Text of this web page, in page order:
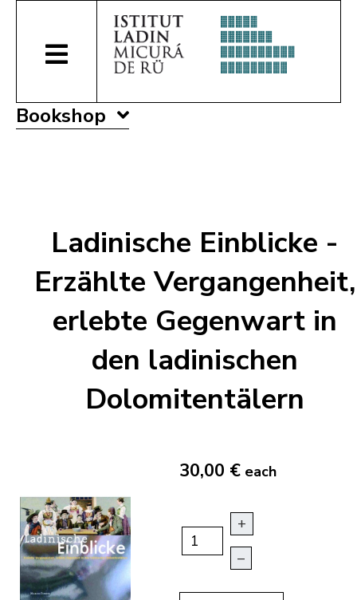
Bookshop
Ladinische Einblicke -
Erzählte Vergangenheit,
erlebte Gegenwart in
den ladinischen
Dolomitentälern
30,00 € each
+
–